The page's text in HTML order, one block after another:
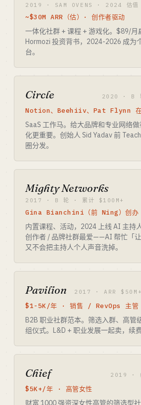
2019 · SAM OVENS · 2024 估
~$30M ARR（估）· 创作者驱动
一体化社群 + 课程 + 游戏化。$89/月
Hormozi 投资背书，2024-2026 成为
台。
Circle 2020 · B
Notion、Beehiiv、Pat Flynn
SaaS 工作马。给大品牌和专业网络
化更重要。创始人 Sid Yadav 前
圈分发。
Mighty Networks
2017 · B 轮 · 累计 $100M+
Gina Bianchini（前 Ning）创办
内置课程、活动，2024 上线 AI 主持
创作者 / 品牌社群最爱——AI 帮忙「让
又不会把主持人个人声音洗掉。
Pavilion 2017 · ARR
$1-5K/年 · 销售 / RevOps 主管
B2B 职业社群范本。筛选入群、高管
组仪式。L&D + 职业发展一起卖，续
Chief 2019 ·
$5K+/年 · 高管女性
财富 1000 强资深女性高管的筛选型